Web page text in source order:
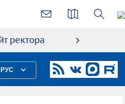
ректора
РУС